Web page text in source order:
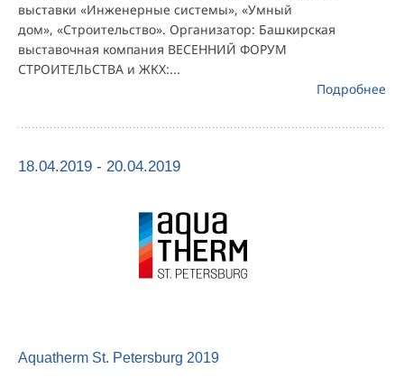
выставки «Инженерные системы», «Умный
дом», «Строительство». Организатор: Башкирская
выставочная компания ВЕСЕННИЙ ФОРУМ
СТРОИТЕЛЬСТВА и ЖКХ:...
Подробнее
18.04.2019 - 20.04.2019
Aquatherm St. Petersburg 2019